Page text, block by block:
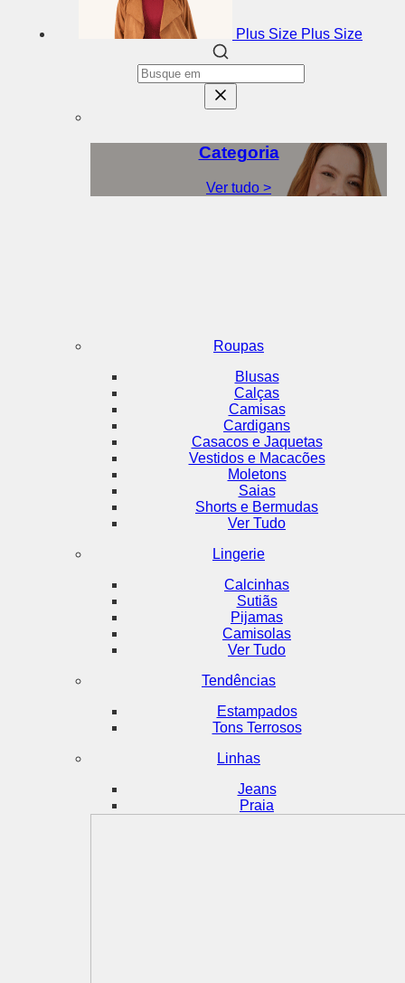
Plus Size Plus Size
Categoria
Ver tudo >
Roupas
Blusas
Calças
Camisas
Cardigans
Casacos e Jaquetas
Vestidos e Macacões
Moletons
Saias
Shorts e Bermudas
Ver Tudo
Lingerie
Calcinhas
Sutiãs
Pijamas
Camisolas
Ver Tudo
Tendências
Estampados
Tons Terrosos
Linhas
Jeans
Praia